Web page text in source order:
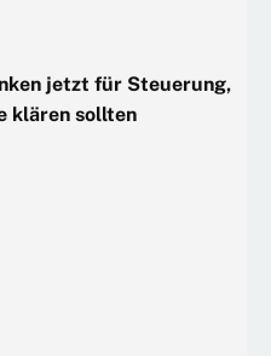
jetzt für Steuerung,
klären sollten